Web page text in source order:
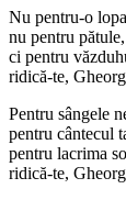
Nu pentru-o
nu pentru
ci pentru
ridică-te,
Pentru sângele
pentru cântecul
pentru lacrima
ridică-te,